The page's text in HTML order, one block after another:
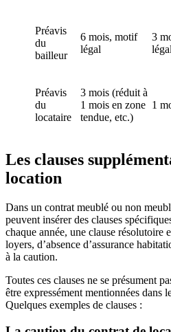
Préavis
du
bailleur
6 mois, motif
légal
3
légal
Préavis
du
locataire
3 mois (réduit à
1 mois en zone
tendue, etc.)
1
Les clauses
location
Dans un contrat meublé ou non
peuvent insérer des clauses
chaque année, une clause résolutoire
loyers, d’absence d’assurance
à la caution.
Toutes ces clauses ne se présument
être expressément mentionnées dans
Quelques exemples de clauses :